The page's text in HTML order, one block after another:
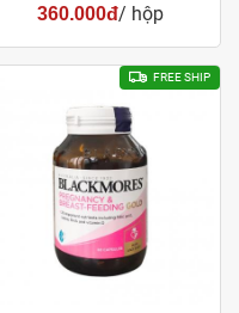
360.000đ/ hộp
FREE SHIP